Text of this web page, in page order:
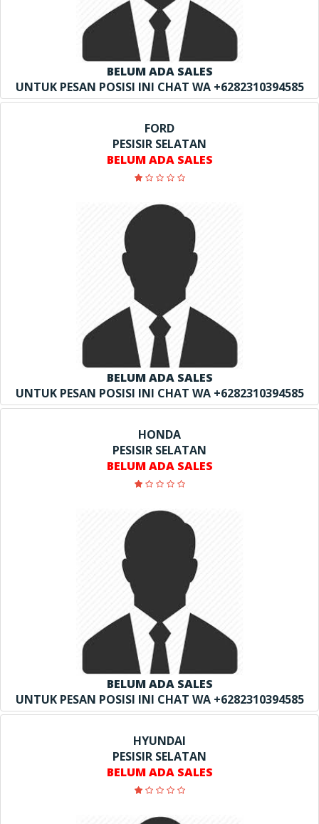
BELUM ADA SALES
UNTUK PESAN POSISI INI CHAT WA +6282310394585
FORD
PESISIR SELATAN
BELUM ADA SALES
BELUM ADA SALES
UNTUK PESAN POSISI INI CHAT WA +6282310394585
HONDA
PESISIR SELATAN
BELUM ADA SALES
BELUM ADA SALES
UNTUK PESAN POSISI INI CHAT WA +6282310394585
HYUNDAI
PESISIR SELATAN
BELUM ADA SALES